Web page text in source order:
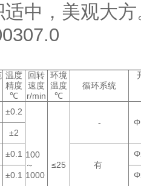
适中，美观大
温度
精度
℃
回转
速度
r/min
环境
温度
℃
循环系统
±0.2
100
～
1000
≤25
-
±2
±0.1
有
±0.1